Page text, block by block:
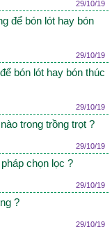
29/10/19
để bón lót hay bón
29/10/19
bón lót hay bón thúc
29/10/19
trong trồng trọt ?
29/10/19
chọn lọc ?
29/10/19
?
29/10/19